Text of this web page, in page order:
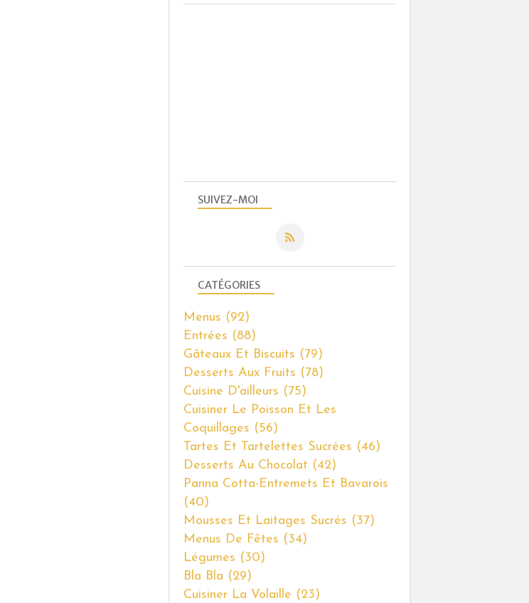
SUIVEZ-MOI
CATÉGORIES
Menus (92)
Entrées (88)
Gâteaux Et Biscuits (79)
Desserts Aux Fruits (78)
Cuisine D'ailleurs (75)
Cuisiner Le Poisson Et Les
Coquillages (56)
Tartes Et Tartelettes Sucrées (46)
Desserts Au Chocolat (42)
Panna Cotta-Entremets Et Bavarois
(40)
Mousses Et Laitages Sucrés (37)
Menus De Fêtes (34)
Légumes (30)
Bla Bla (29)
Cuisiner La Volaille (23)